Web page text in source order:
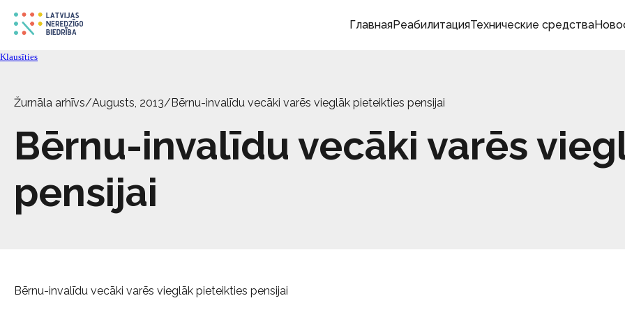
ГлавнаяРеабилитацияТехнические средства
Klausīties
Žurnāla arhīvs/Augusts, 2013/Bērnu-invalīdu vecāki varēs vieglāk pieteikties pensijai
Bērnu-invalīdu vecāki varēs
pensijai
Bērnu-invalīdu vecāki varēs vieglāk pieteikties pensijai